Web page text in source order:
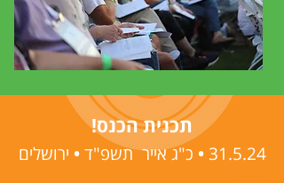
תכנית הכנס!
31.5.24
• כ"ג אייר תשפ"ד• ירושלים